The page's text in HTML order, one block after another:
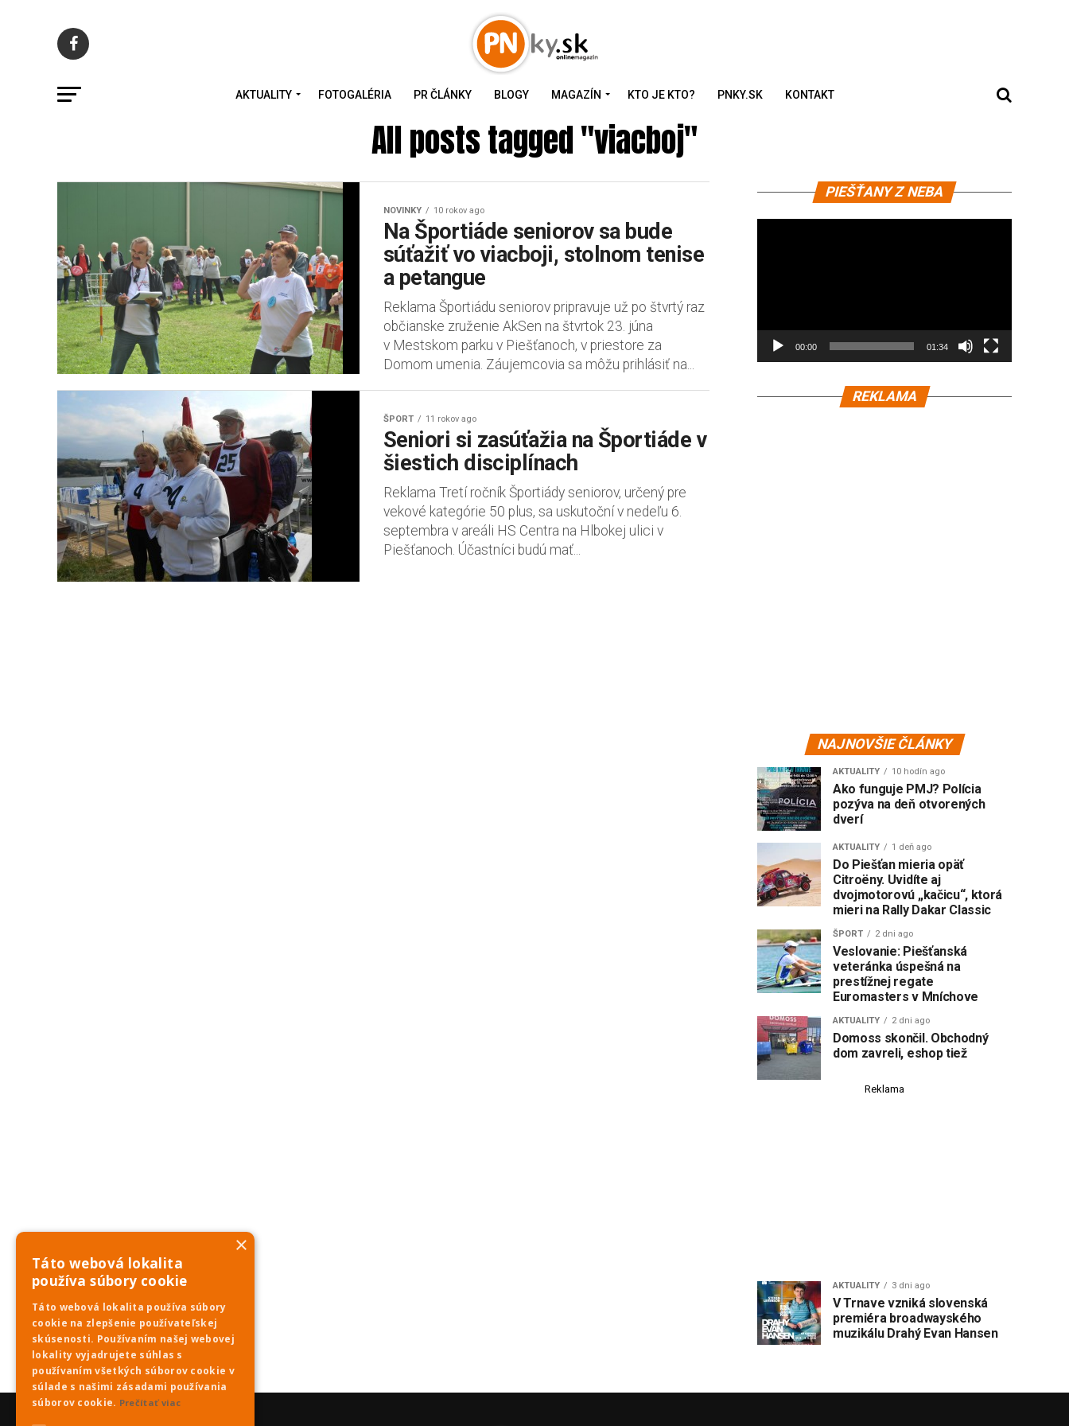
AKTUALITY FOTOGALÉRIA PR ČLÁNKY BLOGY MAGAZÍN KTO JE KTO? PNKY.SK KONTAKT
All posts tagged "viacboj"
NOVINKY 10 rokov ago
Na Športiáde seniorov sa bude
súťažiť vo viacboji, stolnom tenise
a petangue
Reklama Športiádu seniorov pripravuje už po štvrtý raz
občianske zruženie AkSen na štvrtok 23. júna
v Mestskom parku v Piešťanoch, v priestore za
Domom umenia. Záujemcovia sa môžu prihlásiť na...
ŠPORT 11 rokov ago
Seniori si zasúťažia na Športiáde v
šiestich disciplínach
Reklama Tretí ročník Športiády seniorov, určený pre
vekové kategórie 50 plus, sa uskutoční v nedeľu 6.
septembra v areáli HS Centra na Hlbokej ulici v
Piešťanoch. Účastníci budú mať...
PIEŠŤANY Z NEBA
prehrávač
00:00 01:34
REKLAMA
NAJNOVŠIE ČLÁNKY
AKTUALITY 10 hodín ago
Ako funguje PMJ? Polícia
pozýva na deň otvorených
dverí
AKTUALITY 1 deň ago
Do Piešťan mieria opäť
Citroëny. Uvidíte aj
dvojmotorovú „kačicu“, ktorá
mieri na Rally Dakar Classic
ŠPORT 2 dni ago
Veslovanie: Piešťanská
veteránka úspešná na
prestížnej regate
Euromasters v Mníchove
AKTUALITY 2 dni ago
Domoss skončil. Obchodný
dom zavreli, eshop tiež
Reklama
AKTUALITY 3 dni ago
V Trnave vzniká slovenská
premiéra broadwayského
muzikálu Drahý Evan Hansen
×
Táto webová lokalita
používa súbory cookie
Táto webová lokalita používa súbory
cookie na zlepšenie používateľskej
skúsenosti. Používaním našej webovej
lokality vyjadrujete súhlas s
používaním všetkých súborov cookie v
súlade s našimi zásadami používania
súborov cookie. Prečítať viac